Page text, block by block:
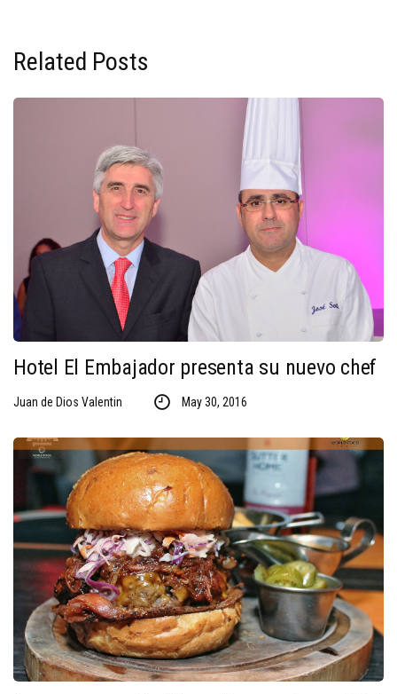
Related Posts
Hotel El Embajador presenta su nuevo chef
Juan de Dios Valentin May 30, 2016